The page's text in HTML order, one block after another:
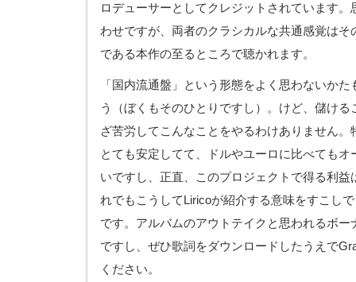
ロデューサーとしてクレジットされています
わせですが、両者のクラシカルな共通感覚は
である本作の至るところで聴かれます。
「国内流通盤」という形態をよく思わないか
う（ぼくもそのひとりですし）。けど、儲け
ざ苦労してこんなことをやるわけありません
とても安定してて、ドルやユーロに比べても
いですし、正直、このプロジェクトで得る利
れでもこうしてLiricoが紹介する意味をすこし
です。アルバムのアウトテイクと思われるボ
ですし、ぜひ歌詞をダウンロードしたうえで
ください。